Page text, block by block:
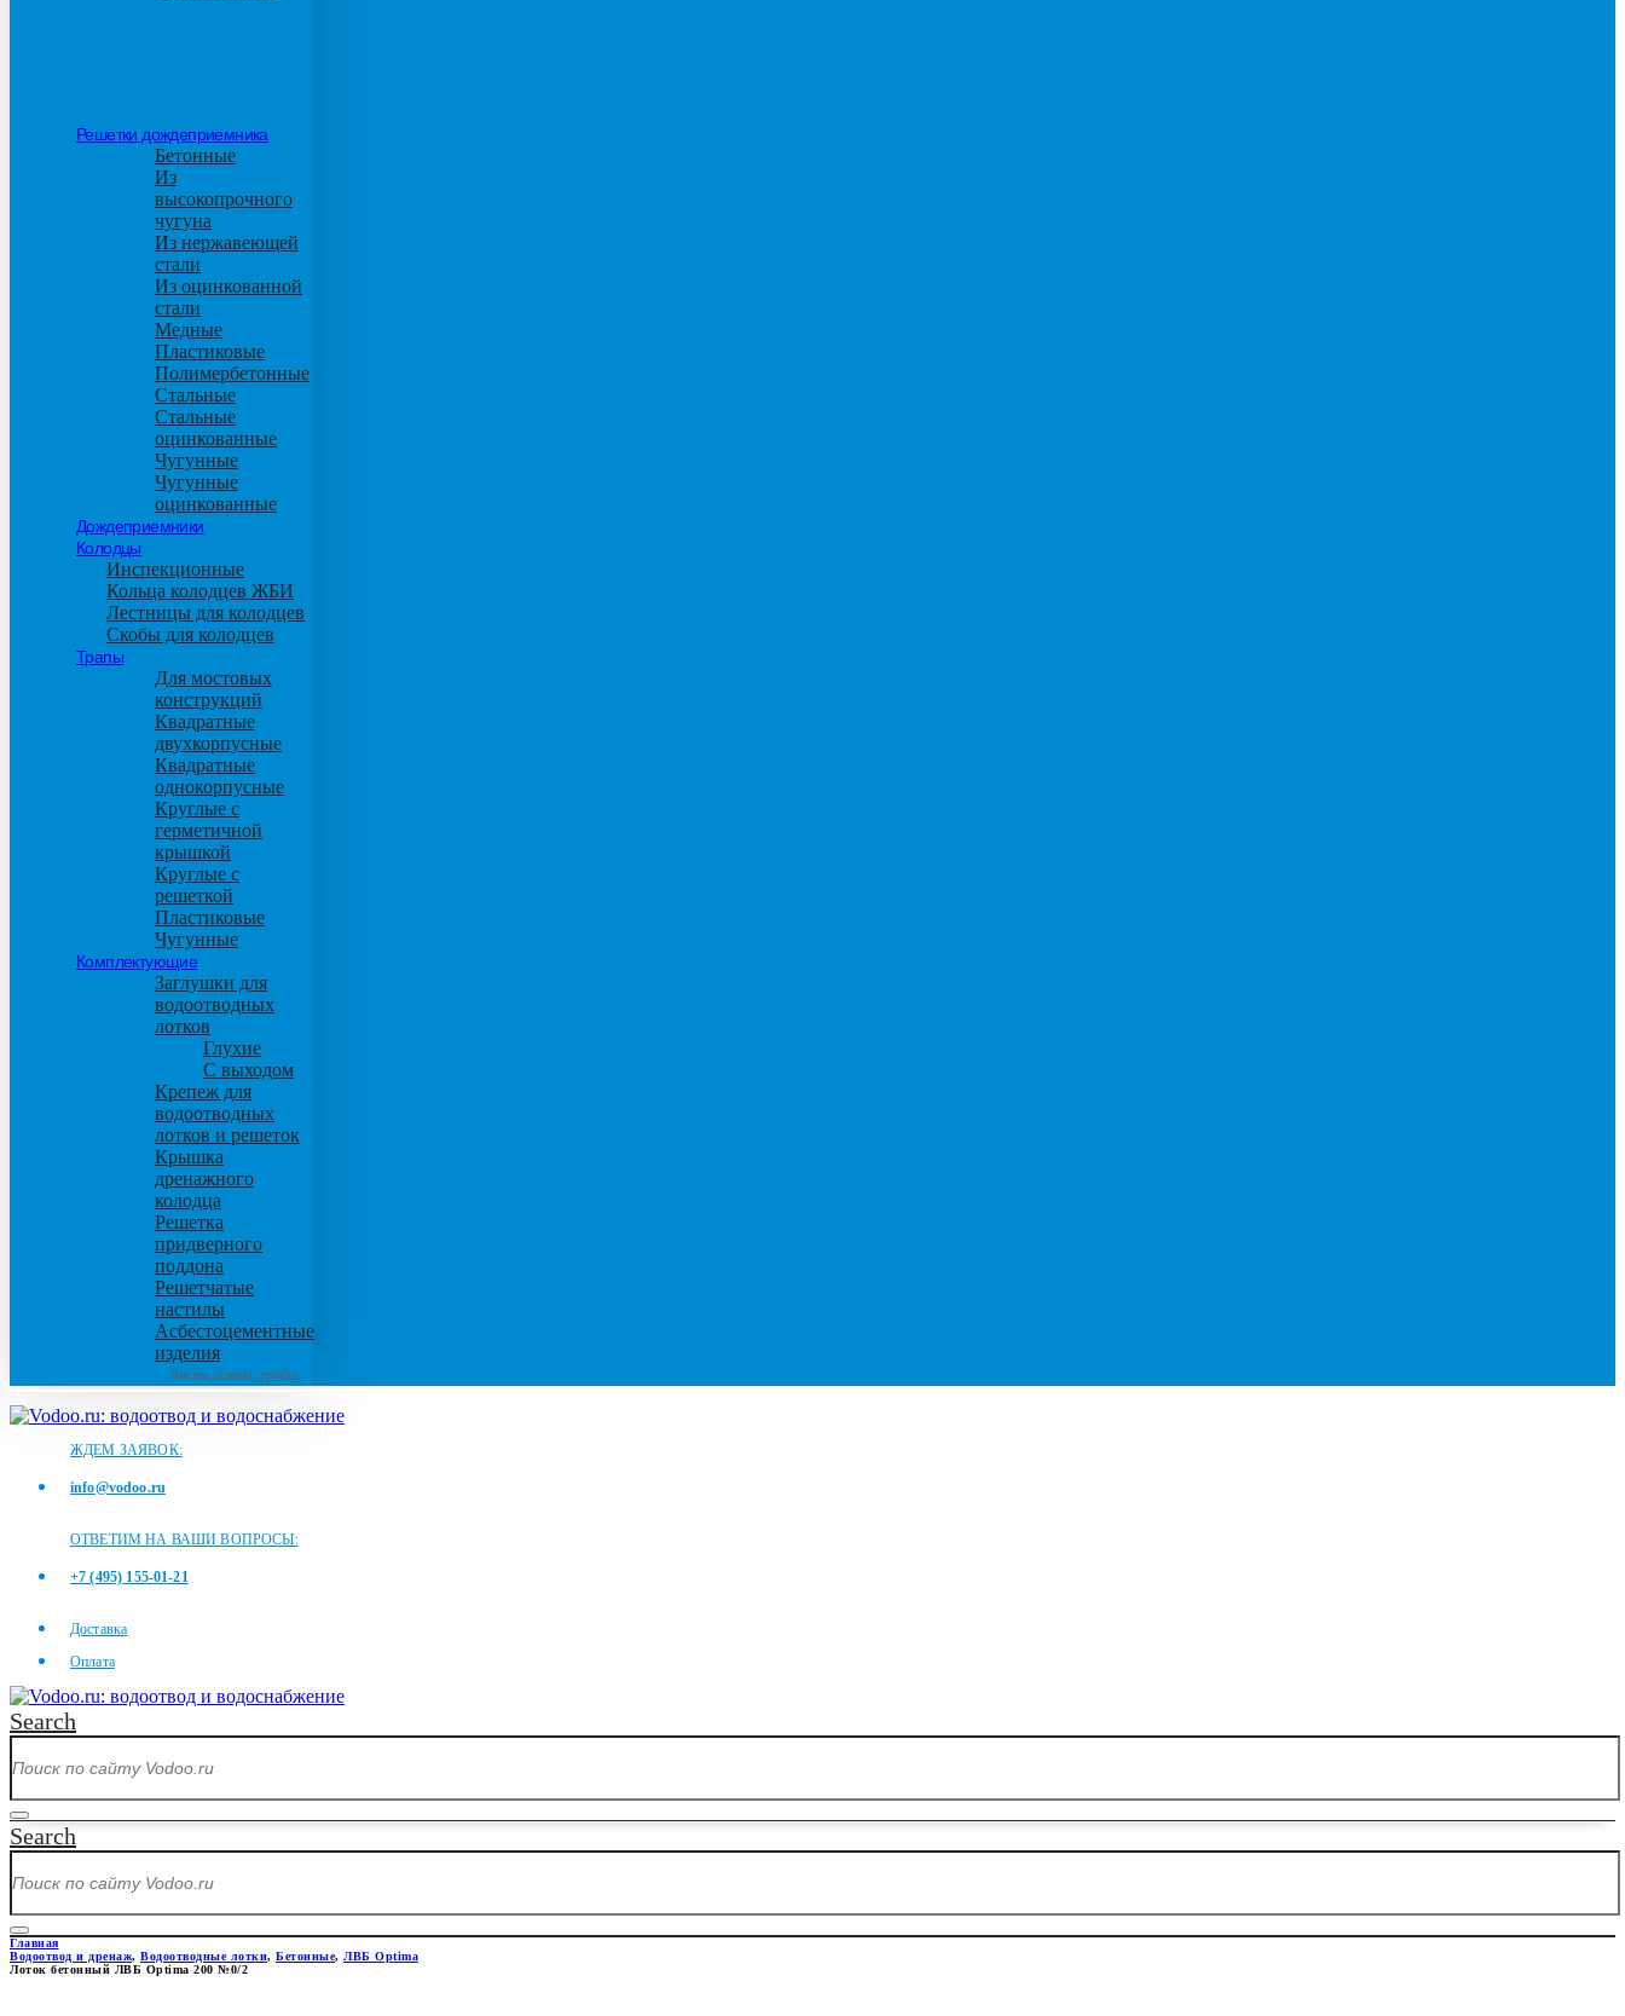
Решетки дождеприемника
Бетонные
Из
высокопрочного
чугуна
Из нержавеющей
стали
Из оцинкованной
стали
Медные
Пластиковые
Полимербетонные
Стальные
Стальные
оцинкованные
Чугунные
Чугунные
оцинкованные
Дождеприемники
Колодцы
Инспекционные
Кольца колодцев ЖБИ
Лестницы для колодцев
Скобы для колодцев
Трапы
Для мостовых
конструкций
Квадратные
двухкорпусные
Квадратные
однокорпусные
Круглые с
герметичной
крышкой
Круглые с
решеткой
Пластиковые
Чугунные
Комплектующие
Заглушки для
водоотводных
лотков
Глухие
С выходом
Крепеж для
водоотводных
лотков и решеток
Крышка
дренажного
колодца
Решетка
придверного
поддона
Решетчатые
настилы
Асбестоцементные
изделия
Листы, плиты, трубы
ЖДЕМ ЗАЯВОК:
info@vodoo.ru
ОТВЕТИМ НА ВАШИ ВОПРОСЫ:
+7 (495) 155-01-21
Доставка
Оплата
Search
Search
Главная
Водоотвод и дренаж, Водоотводные лотки, Бетонные, ЛВБ Optima
Лоток бетонный ЛВБ Optima 200 №0/2